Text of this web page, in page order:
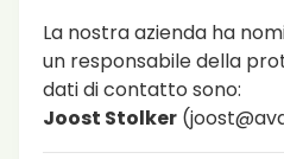
La nostra azienda ha
un responsabile della
dati di contatto sono:
Joost Stolker (